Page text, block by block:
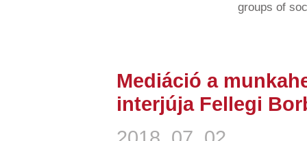
groups of
Mediáció a
interjúja Fellegi